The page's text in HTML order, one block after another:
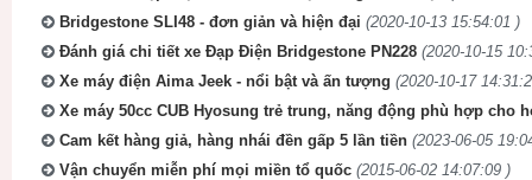
Bridgestone SLI48 - đơn giản và hiện đại (2020-10-13 15:54:01 )
Đánh giá chi tiết xe Đạp Điện Bridgestone PN228 (2020-10-15
Xe máy điện Aima Jeek - nổi bật và ấn tượng (2020-10-17
Xe máy 50cc CUB Hyosung trẻ trung, năng động phù hợp cho
Cam kết hàng giả, hàng nhái đền gấp 5 lần tiền (2023-06-05
Vận chuyển miễn phí mọi miền tổ quốc (2015-06-02 14:07:09 )